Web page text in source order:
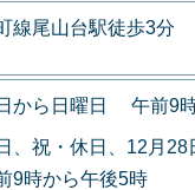
線尾山台駅徒歩3分
から日曜日 午前9
、祝・休日、12月28
9時から午後5時